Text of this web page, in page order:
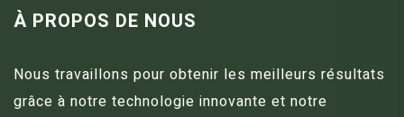
À PROPOS DE NOUS
Nous travaillons pour obtenir les meilleurs résultats
grâce à notre technologie innovante et notre